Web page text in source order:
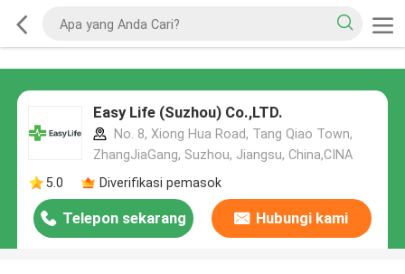
Easy Life (Suzhou) Co.,LTD.
No. 8, Xiong Hua Road, Tang Qiao Town,
ZhangJiaGang, Suzhou, Jiangsu, China,CINA
5.0
Diverifikasi pemasok
Telepon sekarang Hubungi kami